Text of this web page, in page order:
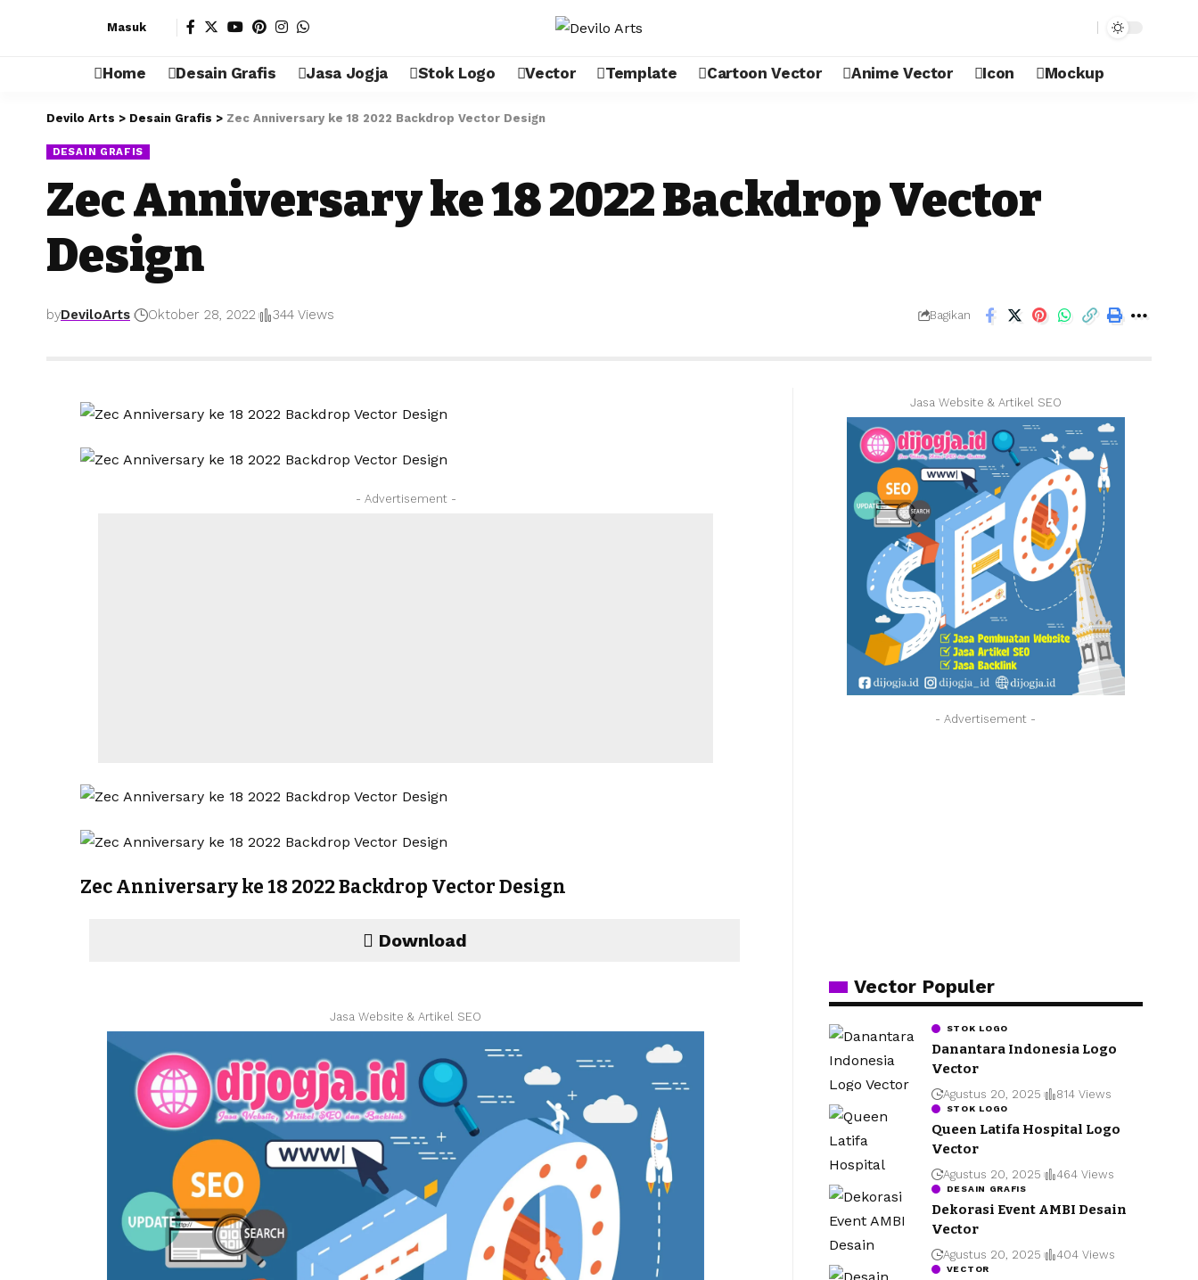
Masuk
Home Desain Grafis Jasa Jogja Stok Logo Vector Template Cartoon Vector Anime Vector Icon Mockup
Devilo Arts > Desain Grafis > Zec Anniversary ke 18 2022 Backdrop Vector Design
DESAIN GRAFIS
Zec Anniversary ke 18 2022 Backdrop Vector
Design
byDeviloArts Oktober 28, 2022 344 Views Bagikan
- Advertisement -
Zec Anniversary ke 18 2022 Backdrop Vector Design
Download
Jasa Website & Artikel SEO
Jasa Website & Artikel SEO
- Advertisement -
Vector Populer
STOK LOGO
Danantara Indonesia Logo
Vector
Agustus 20, 2025 814 Views
STOK LOGO
Queen Latifa Hospital Logo
Vector
Agustus 20, 2025 464 Views
DESAIN GRAFIS
Dekorasi Event AMBI Desain
Vector
Agustus 20, 2025 404 Views
VECTOR